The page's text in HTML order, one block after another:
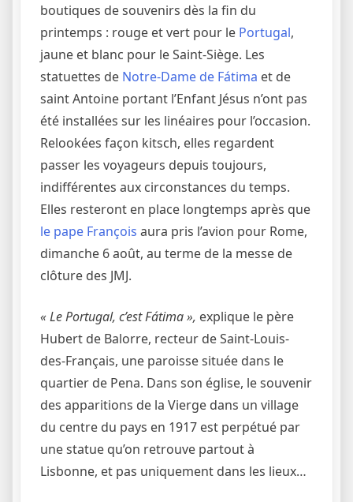
boutiques de souvenirs dès la fin du
printemps : rouge et vert pour le Portugal,
jaune et blanc pour le Saint-Siège. Les
statuettes de Notre-Dame de Fátima et de
saint Antoine portant l’Enfant Jésus n’ont pas
été installées sur les ­linéaires pour l’occasion.
Relookées façon kitsch, elles regardent
passer les voyageurs depuis toujours,
indifférentes aux circonstances du temps.
Elles resteront en place longtemps après que
le pape François aura pris l’avion pour Rome,
dimanche 6 août, au terme de la messe de
clôture des JMJ.
«Le Portugal, c’est Fátima», explique le père
Hubert de Balorre, recteur de Saint-Louis-
des-Français, une ­paroisse située dans le
quartier de Pena. Dans son église, le souvenir
des apparitions de la Vierge dans un village
du centre du pays en 1917 est perpétué par
une statue qu’on retrouve partout à
Lisbonne, et pas uniquement dans les lieux…